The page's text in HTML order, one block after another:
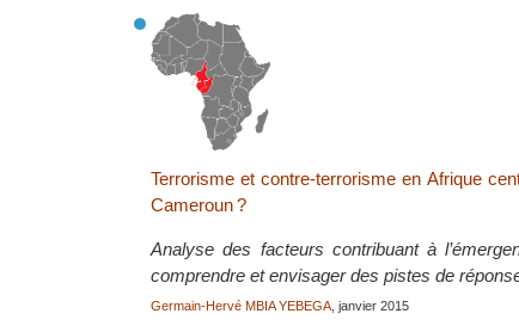
Terrorisme et contre-terrorisme en Afrique
Cameroun ?
Analyse des facteurs contribuant à
comprendre et envisager des pistes de
Germain-Hervé MBIA YEBEGA , janvier 2015